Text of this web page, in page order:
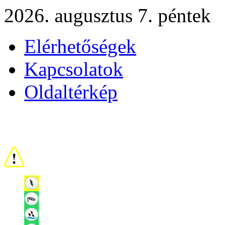
2026. augusztus 7. péntek
Elérhetőségek
Kapcsolatok
Oldaltérkép